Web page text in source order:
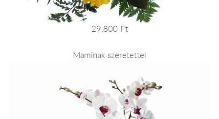
29.800 Ft
Maminak szeretettel